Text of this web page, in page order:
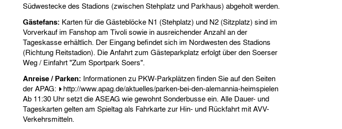
Südwestecke des Stadions (zwischen Stehplatz und Parkhaus) abgeholt werden.
Gästefans: Karten für die Gästeblöcke N1 (Stehplatz) und N2 (Sitzplatz) sind im
Vorverkauf im Fanshop am Tivoli sowie in ausreichender Anzahl an der
Tageskasse erhältlich. Der Eingang befindet sich im Nordwesten des Stadions
(Richtung Reitstadion). Die Anfahrt zum Gästeparkplatz erfolgt über den Soerser
Weg / Einfahrt "Zum Sportpark Soers".
Anreise / Parken: Informationen zu PKW-Parkplätzen finden Sie auf den Seiten
der APAG:
http://www.apag.de/aktuelles/parken-bei-den-alemannia-heimspielen
Ab 11:30 Uhr setzt die ASEAG wie gewohnt Sonderbusse ein. Alle Dauer- und
Tageskarten gelten am Spieltag als Fahrkarte zur Hin- und Rückfahrt mit AVV-
Verkehrsmitteln.